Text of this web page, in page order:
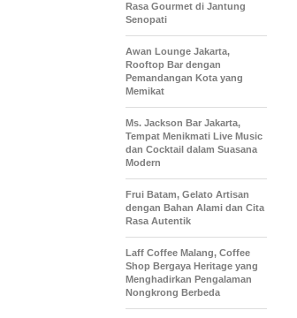
Rasa Gourmet di Jantung
Senopati
Awan Lounge Jakarta,
Rooftop Bar dengan
Pemandangan Kota yang
Memikat
Ms. Jackson Bar Jakarta,
Tempat Menikmati Live Music
dan Cocktail dalam Suasana
Modern
Frui Batam, Gelato Artisan
dengan Bahan Alami dan Cita
Rasa Autentik
Laff Coffee Malang, Coffee
Shop Bergaya Heritage yang
Menghadirkan Pengalaman
Nongkrong Berbeda